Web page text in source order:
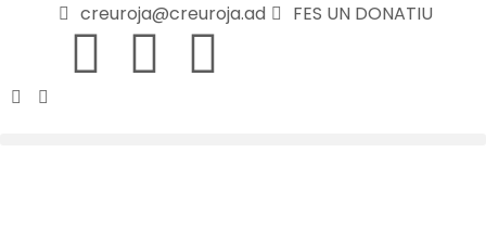
creuroja@creuroja.ad FES UN DONATIU